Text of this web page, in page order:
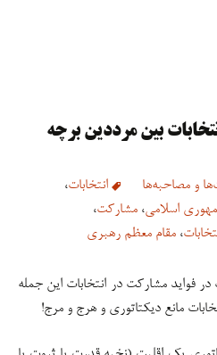
بین مرددین برچه
و مصاحبه‌ها انتخابات،
اسلامی، مشارکت،
، مقام معظم رهبری
فواید مشارکت در انتخابات این جمله
مانع دیکتاتوری و هرج و مرج!